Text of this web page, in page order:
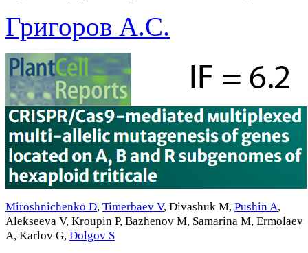
Григоров А.С.
Miroshnichenko D, Timerbaev V, Divashuk M, Pushin A,
Alekseeva V, Kroupin P, Bazhenov M, Samarina M, Ermolaev
A, Karlov G, Dolgov S